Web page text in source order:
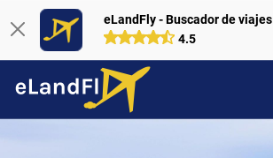
eLandFly - Buscador de viajes
4.5